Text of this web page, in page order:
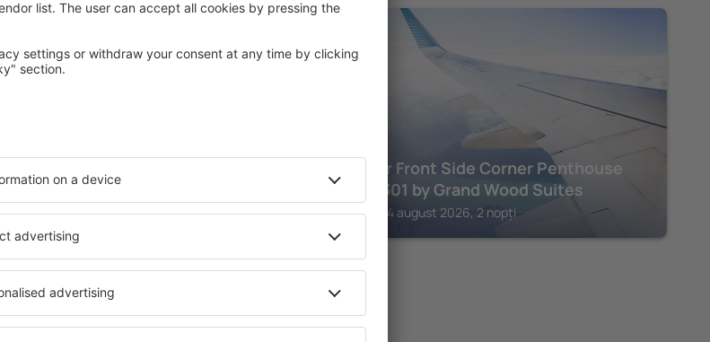
by Grand Wood Suites
14 august 2026, 2 nopți
3rd Floor Front Side Corner Penthouse
Suite - 301 by Grand Wood Suites
Nashville, 14 august 2026, 2 nopți
mai multe oferte în Nashville